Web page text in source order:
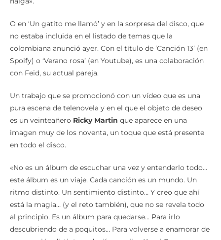
O en ‘Un gatito me llamó’ y en la sorpresa del disco, que
no estaba incluida en el listado de temas que la
colombiana anunció ayer. Con el título de ‘Canción 13’ (en
Spoify) o ‘Verano rosa’ (en Youtube), es una colaboración
con Feid, su actual pareja.
Un trabajo que se promocionó con un vídeo que es una
pura escena de telenovela y en el que el objeto de deseo
es un veinteañero Ricky Martin que aparece en una
imagen muy de los noventa, un toque que está presente
en todo el disco.
«No es un álbum de escuchar una vez y entenderlo todo…
este álbum es un viaje. Cada canción es un mundo. Un
ritmo distinto. Un sentimiento distinto… Y creo que ahí
está la magia… (y el reto también), que no se revela todo
al principio. Es un álbum para quedarse… Para irlo
descubriendo de a poquitos… Para volverse a enamorar de